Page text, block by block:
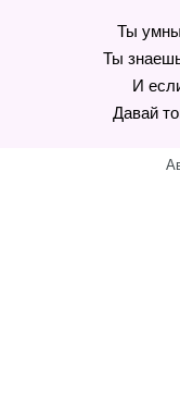
Ты
Ты
И
Давай